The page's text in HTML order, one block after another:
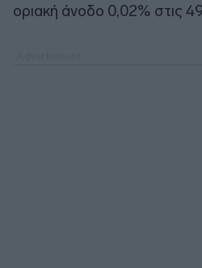
οριακή άνοδο 0,02% στις